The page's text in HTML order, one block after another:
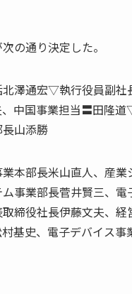
の通り決定した。
澤通宏▽執行役員副社
中国事業担当〓田隆
山添勝
本部長米山直人、産
事業部長菅井賢三、
締役社長伊藤文夫、
基史、電子デバイス